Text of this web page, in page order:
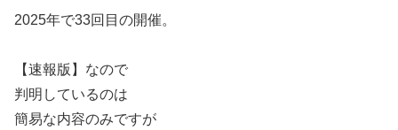
2025年で33回目の開催。
【速報版】なので
判明しているのは
簡易な内容のみですが